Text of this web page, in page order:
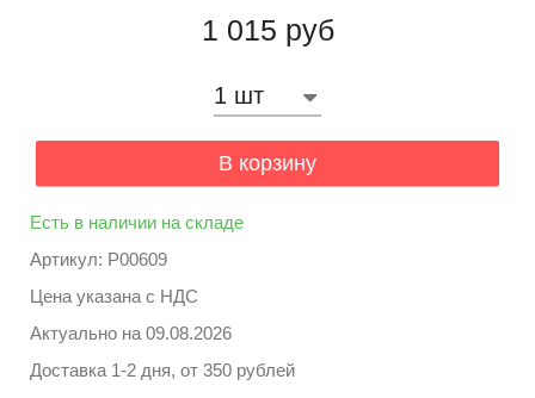
1 015 руб
В корзину
Есть в наличии на складе
Артикул: P00609
Цена указана с НДС
Актуально на 09.08.2026
Доставка 1-2 дня, от 350 рублей